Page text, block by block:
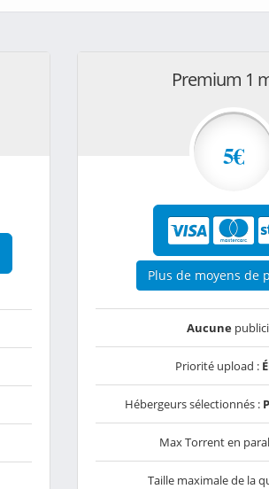
Premium 1
5€
Plus de moyens de
Aucune
Priorité upload :
Hébergeurs sélectionnés :
Max Torrent en
Taille maximale de la